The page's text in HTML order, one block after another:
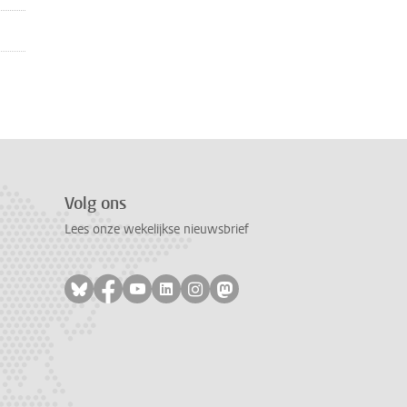
Volg ons
Lees onze wekelijkse nieuwsbrief
Volg ons op bluesky
Volg ons op facebook
Volg ons op youtube
Volg ons op linkedin
Volg ons op instagram
Volg ons op mastodon